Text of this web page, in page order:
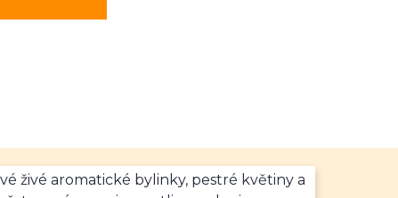
živé aromatické bylinky, pestré květiny a